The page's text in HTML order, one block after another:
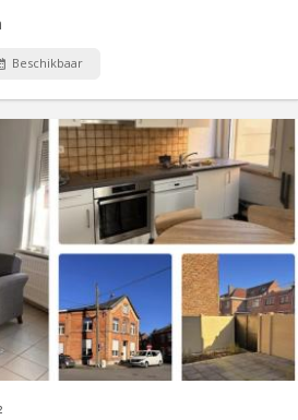
Beschikbaar
KM 2356
- Maison rénovée en 2025 Rue Jules
par chambre: - 400 € + 80 € charges
avec un seul colocataire) - 500 € +
avec sdb privative et bureau séparé)
- Salon et cuisine équipés (frigo, four,...